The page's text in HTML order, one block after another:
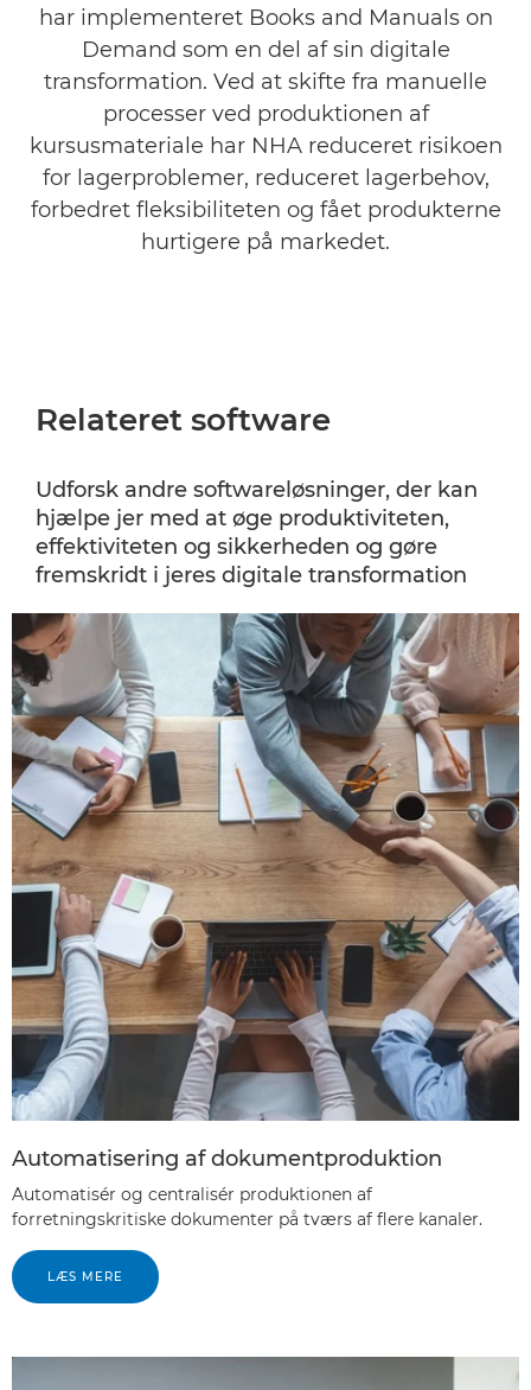
har implementeret Books and Manuals on
Demand som en del af sin digitale
transformation. Ved at skifte fra manuelle
processer ved produktionen af
kursusmateriale har NHA reduceret risikoen
for lagerproblemer, reduceret lagerbehov,
forbedret fleksibiliteten og fået produkterne
hurtigere på markedet.
Relateret software
Udforsk andre softwareløsninger, der kan
hjælpe jer med at øge produktiviteten,
effektiviteten og sikkerheden og gøre
fremskridt i jeres digitale transformation
Automatisering af dokumentproduktion
Automatisér og centralisér produktionen af
forretningskritiske dokumenter på tværs af flere kanaler.
LÆS MERE